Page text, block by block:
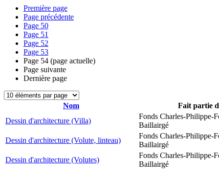
Première page
Page précédente
Page 50
Page 51
Page 52
Page 53
Page 54 (page actuelle)
Page suivante
Dernière page
Nom
Fait partie
Dessin d'architecture (Villa)
Fonds Charles-Philippe-
Baillairgé
Dessin d'architecture (Volute, linteau)
Fonds Charles-Philippe-
Baillairgé
Dessin d'architecture (Volutes)
Fonds Charles-Philippe-
Baillairgé